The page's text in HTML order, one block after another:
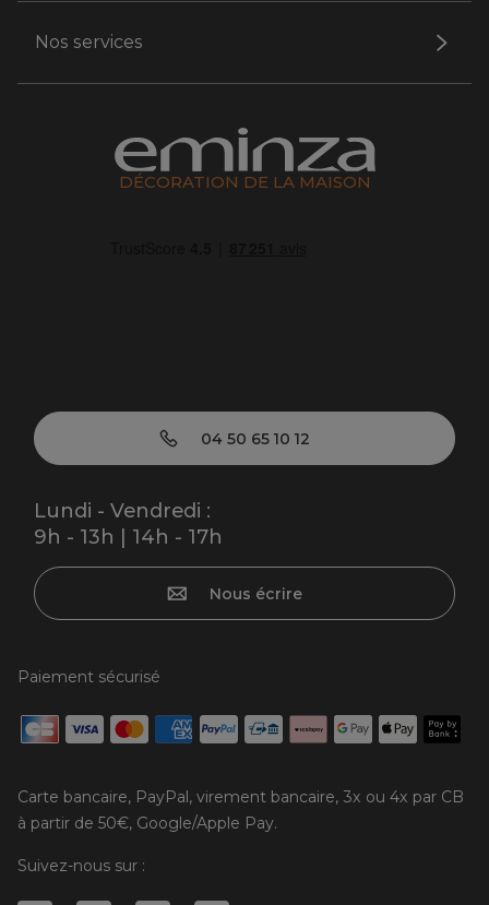
Nos services
DÉCORATION DE LA MAISON
04 50 65 10 12
Lundi - Vendredi :
9h - 13h | 14h - 17h
Nous écrire
Paiement sécurisé
Carte bancaire, PayPal, virement bancaire, 3x ou 4x par CB
à partir de 50€, Google/Apple Pay.
Suivez-nous sur :